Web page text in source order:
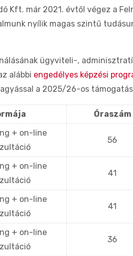
Kft. már 2021. évtől végez a
nyílik magas szintű
ügyviteli-,
alábbi engedélyes képzési
a 2025/26-os
Óraszám
+ on-line
56
+ on-line
41
+ on-line
41
+ on-line
36